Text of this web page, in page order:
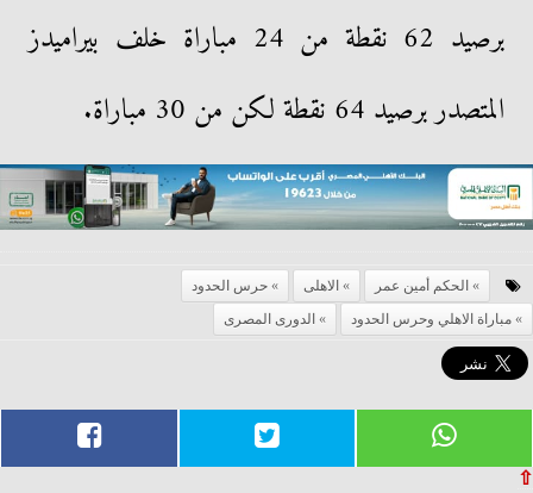
برصيد 62 نقطة من 24 مباراة خلف بيراميدز
المتصدر برصيد 64 نقطة لكن من 30 مباراة.
الحكم أمين عمر الاهلى
حرس الحدود
مباراة الاهلي وحرس الحدود
الدورى المصرى
⇧